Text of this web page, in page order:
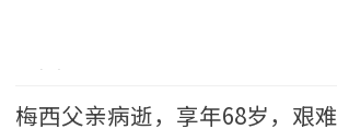
加拿大 2026-08-08
梅西父亲病逝，享年68岁，艰难